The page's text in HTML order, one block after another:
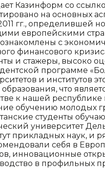
Казинформ со
на основных
гг., определившей
европейскими
с
финансового
и стажеры, высоко
программе
и институтов
что
к нашей республике
обучению молодых
студенты
университет
прикладных наук, и
себя в
инновационные
в профильных